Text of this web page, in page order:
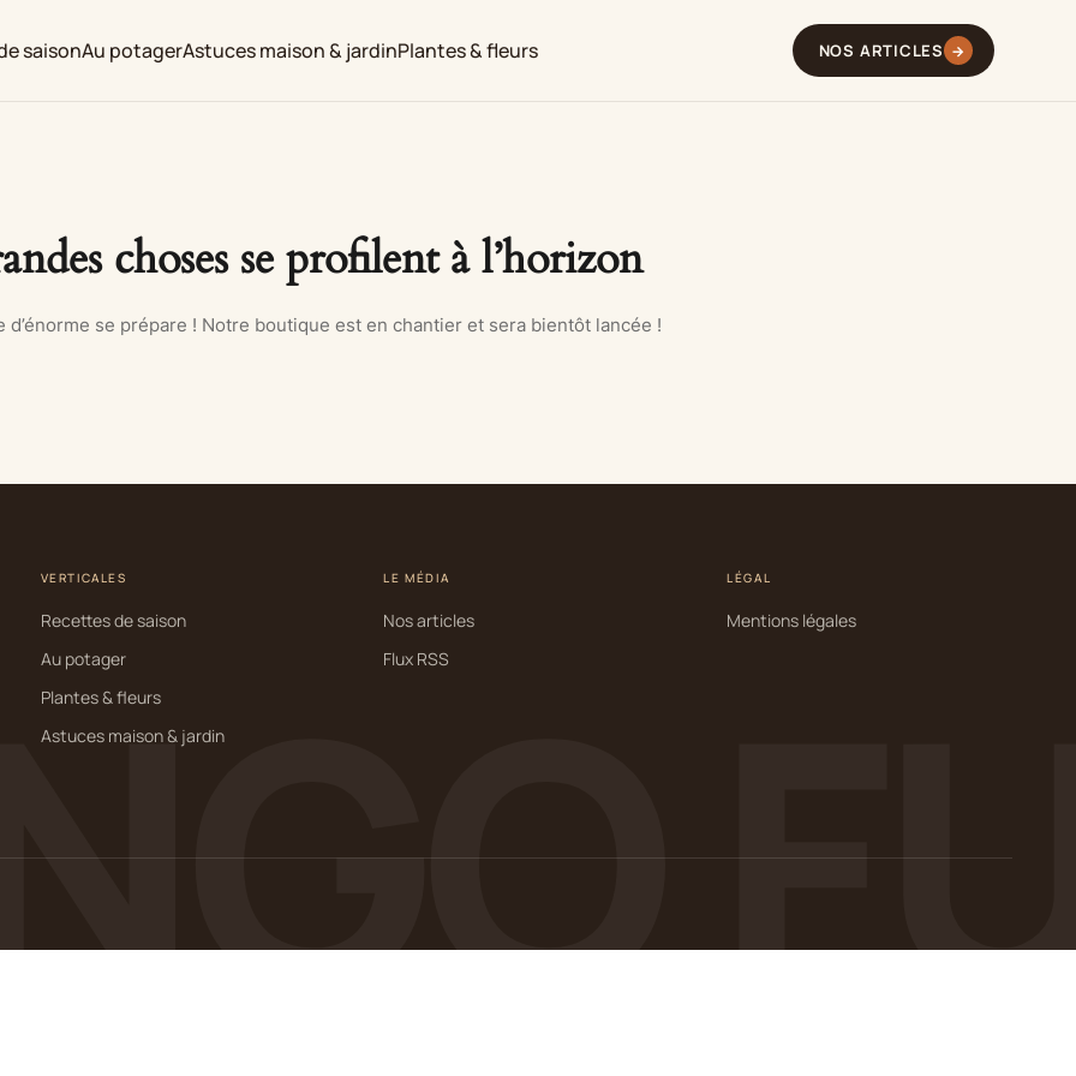
saisonAu potagerAstuces maison & jardinPlantes & fleurs NOS ARTICLES →
choses se profilent à l’horizon
d’énorme se prépare ! Notre boutique est en chantier et sera bientôt lancée !
VERTICALES
Recettes de saison
Au potager
Plantes & fleurs
Astuces maison & jardin
LE MÉDIA
Nos articles
Flux RSS
LÉGAL
Mentions légales